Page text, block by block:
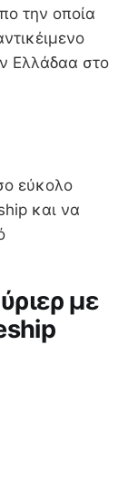
την οποία
Ελλάδαα στο
εύκολο
και να
με